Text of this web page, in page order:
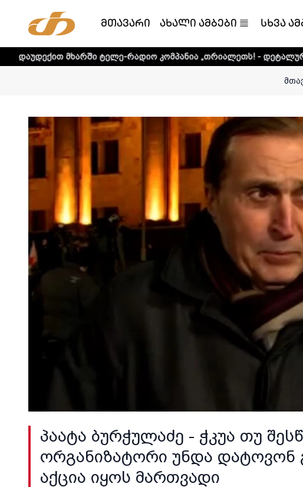
მთავარი ახალი ამბები სხვა
ტელე-რადიო კომპანია „თრიალეთს! - დეტალური
პაატა ბურჭულაძე - ჭკუა თუ
ორგანიზატორი უნდა დატოვონ
აქცია იყოს მართვადი